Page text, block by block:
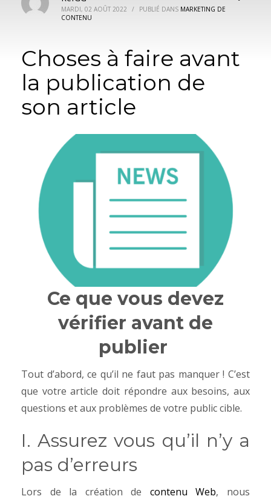
MARDI, 02 AOÛT 2022 / PUBLIÉ DANS MARKETING DE
CONTENU
Choses à faire avant
la publication de
son article
Ce que vous devez
vérifier avant de
publier
Tout d’abord,ce qu’il ne faut pas manquer ! C’est
que votre article doit répondre aux besoins, aux
questions et aux problèmes de votre public cible.
I. Assurez vous qu’il n’y a
pas d’erreurs
Lors de la création de contenu Web, nous